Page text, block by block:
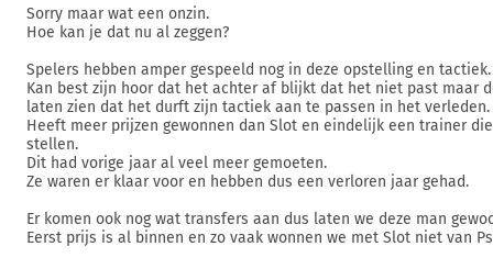
Sorry maar wat een onzin.
Hoe kan je dat nu al zeggen?
Spelers hebben amper gespeeld nog in deze opstelling en tactiek.
Kan best zijn hoor dat het achter af blijkt dat het niet past maar
laten zien dat het durft zijn tactiek aan te passen in het verleden.
Heeft meer prijzen gewonnen dan Slot en eindelijk een trainer
stellen.
Dit had vorige jaar al veel meer gemoeten.
Ze waren er klaar voor en hebben dus een verloren jaar gehad.
Er komen ook nog wat transfers aan dus laten we deze man
Eerst prijs is al binnen en zo vaak wonnen we met Slot niet van